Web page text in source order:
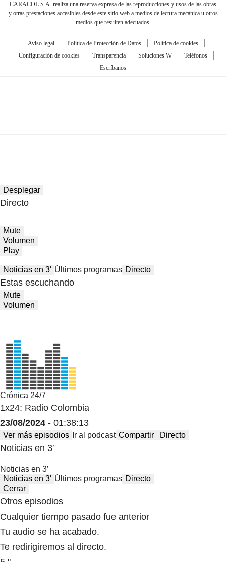
CARACOL S.A. realiza una reserva expresa de las reproducciones y usos de las obras
y otras prestaciones accesibles desde este sitio web a medios de lectura mecánica u otros
medios que resulten adecuados.
Aviso legal Política de Protección de Datos
Política de cookies
Configuración de cookies
Transparencia Soluciones W
Teléfonos
Escríbanos
Desplegar
Directo
Mute
Volumen
Play
Noticias en 3′ Últimos programas Directo
Estas escuchando
Mute
Volumen
Crónica 24/7
1x24: Radio Colombia
23/08/2024 - 01:38:13
Ver más episodios Ir al podcast Compartir Directo
Noticias en 3′
Noticias en 3′
Noticias en 3′ Últimos programas Directo
Cerrar
Otros episodios
Cualquier tiempo pasado fue anterior
Tu audio se ha acabado.
Te redirigiremos al directo.